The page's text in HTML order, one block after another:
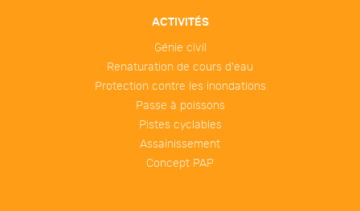
ACTIVITÉS
Génie civil
Renaturation de cours d'eau
Protection contre les inondations
Passe à poissons
Pistes cyclables
Assainissement
Concept PAP